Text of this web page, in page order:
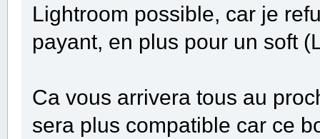
Lightroom possible, car je
payant, en plus pour un soft
Ca vous arrivera tous au
sera plus compatible car ce